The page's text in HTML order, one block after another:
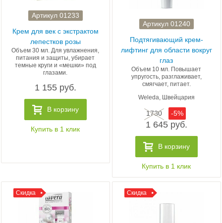
Артикул 01233
Крем для век с экстрактом
лепестков розы
Объем 30 мл. Для увлажнения,
питания и защиты, убирает
темные круги и «мешки» под
глазами.
1 155 руб.
В корзину
Купить в 1 клик
Артикул 01240
Подтягивающий крем-
лифтинг для области вокруг
глаз
Объем 10 мл. Повышает
упругость, разглаживает,
смягчает, питает.
Weleda, Швейцария
1730 -5%
1 645 руб.
В корзину
Купить в 1 клик
Скидка Скидка